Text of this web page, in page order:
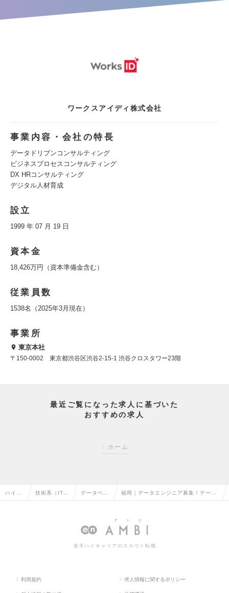
ワークスアイディ株式会社
事業内容・会社の特長
データドリブンコンサルティング
ビジネスプロセスコンサルティング
DX HRコンサルティング
デジタル人材育成
設立
1999 年 07 月 19 日
資本金
18,426万円（資本準備金含む）
従業員数
1538名（2025年3月現在）
事業所
東京本社
〒150-0002 東京都渋谷区渋谷2-15-1 渋谷クロスタワー23階
最近ご覧になった求人に基づいた
おすすめの求人
ホーム
ハイク 技術系（IT・ データベー
アの転職
福岡｜データエンジニア募集！データ
n/BigQuery】の求人情報
若手ハイキャリアのスカウト転職
利用規約 求人情報に関するポリシー